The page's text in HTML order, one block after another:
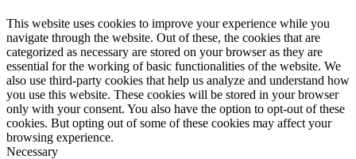
This website uses cookies to improve your experience while you
navigate through the website. Out of these, the cookies that are
categorized as necessary are stored on your browser as they are
essential for the working of basic functionalities of the website. We
also use third-party cookies that help us analyze and understand how
you use this website. These cookies will be stored in your browser
only with your consent. You also have the option to opt-out of these
cookies. But opting out of some of these cookies may affect your
browsing experience.
Necessary